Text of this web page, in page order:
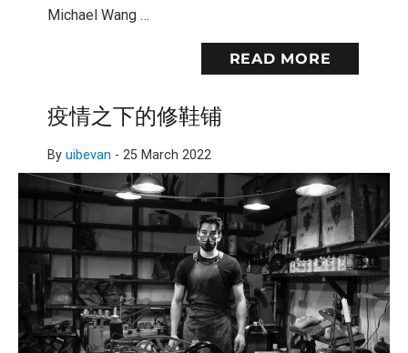
Michael Wang …
READ MORE
疫情之下的修鞋铺
By uibevan - 25 March 2022